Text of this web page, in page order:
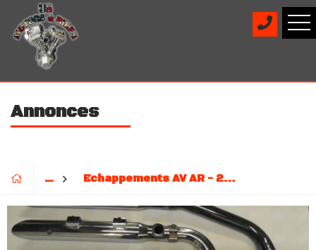
Annonces
... Echappements AV AR - 200€